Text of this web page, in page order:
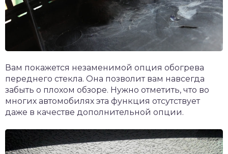
Вам покажется незаменимой опция обогрева
переднего стекла. Она позволит вам навсегда
забыть о плохом обзоре. Нужно отметить, что во
многих автомобилях эта функция отсутствует
даже в качестве дополнительной опции.